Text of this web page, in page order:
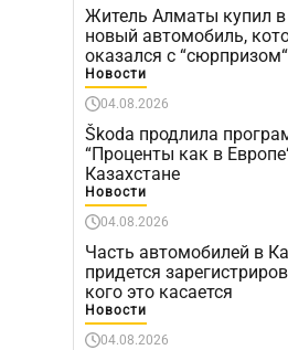
Житель Алматы купил в
новый автомобиль,
оказался с “сюрпризом“
Новости
04.08.2026
Škoda продлила
“Проценты как в
Казахстане
Новости
04.08.2026
Часть автомобилей в
придется
кого это касается
Новости
04.08.2026